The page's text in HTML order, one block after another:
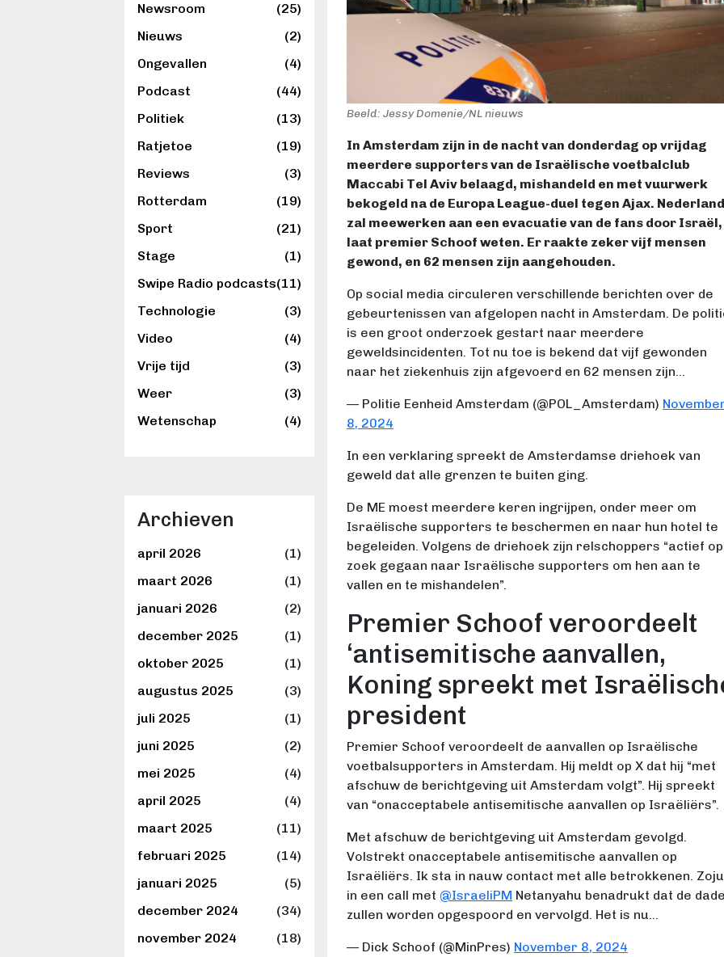
Newsroom
(25)
Nieuws
(2)
Ongevallen
(4)
Podcast
(44)
Politiek
(13)
Ratjetoe
(19)
Reviews
(3)
Rotterdam
(19)
Sport
(21)
Stage
(1)
Swipe Radio podcasts(11)
Technologie
(3)
Video
(4)
Vrije tijd
(3)
Weer
(3)
Wetenschap
(4)
Archieven
april 2026
(1)
maart 2026
(1)
januari 2026
(2)
december 2025
(1)
oktober 2025
(1)
augustus 2025
(3)
juli 2025
(1)
juni 2025
(2)
mei 2025
(4)
april 2025
(4)
maart 2025
(11)
februari 2025
(14)
januari 2025
(5)
december 2024
(34)
november 2024
(18)
Beeld: Jessy Domenie/NL nieuws
In Amsterdam zijn in de nacht van donderdag op vrijdag
meerdere supporters van de Israëlische voetbalclub
Maccabi Tel Aviv belaagd, mishandeld en met vuurwerk
bekogeld na de Europa League-duel tegen Ajax. Nederland
zal meewerken aan een evacuatie van de fans door Israël,
laat premier Schoof weten. Er raakte zeker vijf mensen
gewond, en 62 mensen zijn aangehouden.
Op social media circuleren verschillende berichten over de
gebeurtenissen van afgelopen nacht in Amsterdam. De
is een groot onderzoek gestart naar meerdere
geweldsincidenten. Tot nu toe is bekend dat vijf gewonden
naar het ziekenhuis zijn afgevoerd en 62 mensen zijn…
— Politie Eenheid Amsterdam (@POL_Amsterdam)
8, 2024
In een verklaring spreekt de Amsterdamse driehoek van
geweld dat alle grenzen te buiten ging.
De ME moest meerdere keren ingrijpen, onder meer om
Israëlische supporters te beschermen en naar hun hotel te
begeleiden. Volgens de driehoek zijn relschoppers “actief op
zoek gegaan naar Israëlische supporters om hen aan te
vallen en te mishandelen”.
Premier Schoof veroordeelt
‘antisemitische aanvallen,
Koning spreekt met
president
Premier Schoof veroordeelt de aanvallen op Israëlische
voetbalsupporters in Amsterdam. Hij meldt op X dat hij “met
afschuw de berichtgeving uit Amsterdam volgt”. Hij spreekt
van “onacceptabele antisemitische aanvallen op Israëliërs”.
Met afschuw de berichtgeving uit Amsterdam gevolgd.
Volstrekt onacceptabele antisemitische aanvallen op
Israëliërs. Ik sta in nauw contact met alle betrokkenen.
in een call met @IsraeliPM Netanyahu benadrukt dat de
zullen worden opgespoord en vervolgd. Het is nu…
— Dick Schoof (@MinPres) November 8, 2024